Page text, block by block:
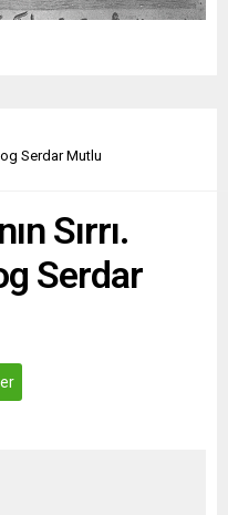
Serdar Mutlu
Sırrı.
Serdar